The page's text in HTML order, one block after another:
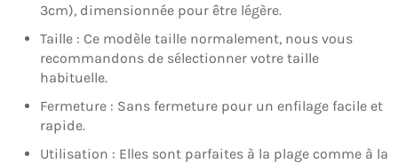
3cm), dimensionnée pour être légère.
Taille : Ce modèle taille normalement, nous vous
recommandons de sélectionner votre taille
habituelle.
Fermeture : Sans fermeture pour un enfilage facile et
rapide.
Utilisation : Elles sont parfaites à la plage comme à la